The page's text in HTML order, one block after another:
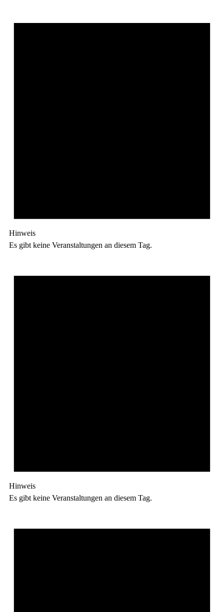
Hinweis
Es gibt keine Veranstaltungen an diesem Tag.
Hinweis
Es gibt keine Veranstaltungen an diesem Tag.